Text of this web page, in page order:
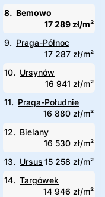
8. Bemowo
17 289 zł/m²
9. Praga-Północ
17 287 zł/m²
10. Ursynów
16 941 zł/m²
11. Praga-Południe
16 880 zł/m²
12. Bielany
16 530 zł/m²
13. Ursus 15 258 zł/m²
14. Targówek
14 946 zł/m²